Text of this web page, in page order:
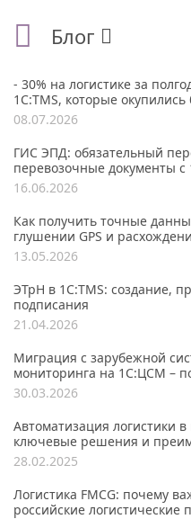
Блог
- 30% на логистике за
1С:TMS, которые
08.07.2026
ГИС ЭПД: обязательный
перевозочные документы с
16.06.2026
Как получить точные
глушении GPS и
13.05.2026
ЭТрН в 1С:TMS: создание,
подписания
21.04.2026
Миграция с зарубежной
мониторинга на 1С:ЦСМ –
30.03.2026
Автоматизация логистики
ключевые решения и
28.02.2025
Логистика FMCG: почему
российские логистические